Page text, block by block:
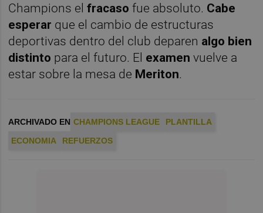
Champions elfracasofue absoluto. Cabe
esperar que el cambio de estructuras
deportivas dentro del club deparen algo bien
distinto para el futuro. El examenvuelve a
estar sobre la mesa de Meriton.
ARCHIVADO EN CHAMPIONS LEAGUE
PLANTILLA
ECONOMIA
REFUERZOS